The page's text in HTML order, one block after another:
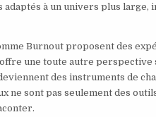
adaptés à un univers plus large,
Burnout proposent des
une toute autre perspective
des instruments de
ne sont pas seulement des